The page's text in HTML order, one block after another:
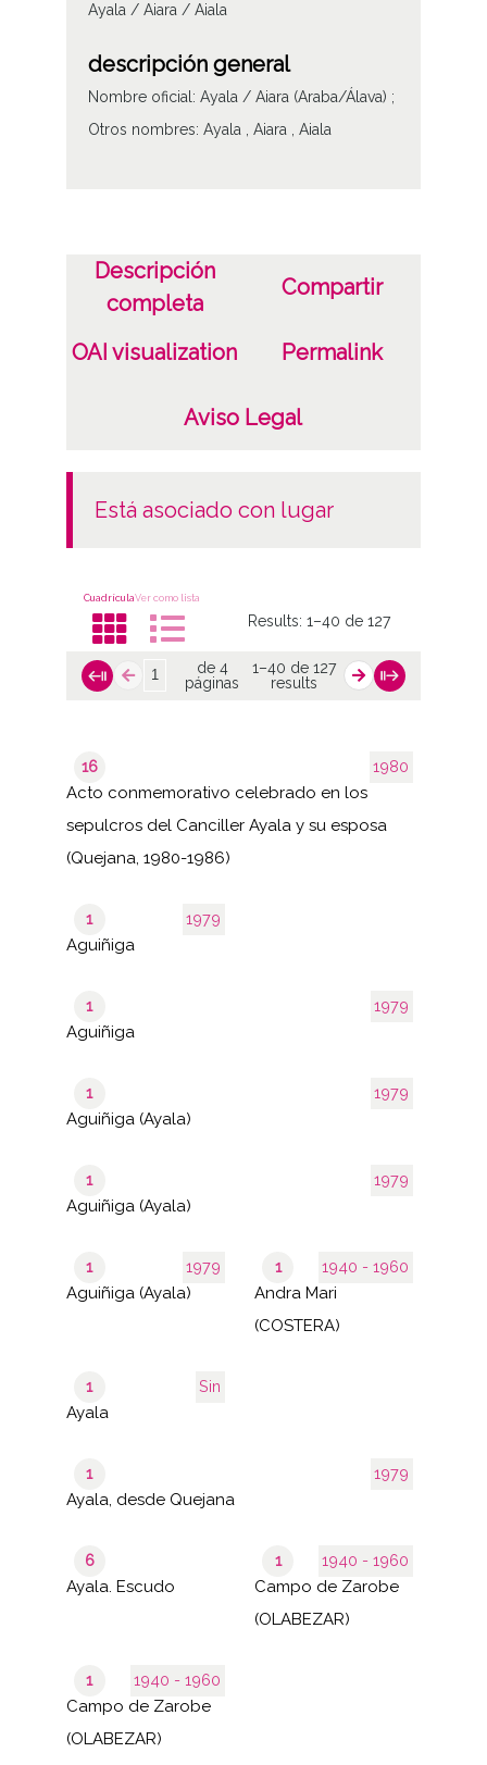
Ayala / Aiara / Aiala
descripción general
Nombre oficial: Ayala / Aiara (Araba/Álava) ;
Otros nombres: Ayala , Aiara , Aiala
Descripción
completa
Compartir
OAI visualization Permalink
Aviso Legal
está asociado con lugar
CuadrículaVer como lista
Results:1–40 de 127
de 4
páginas
1–40 de 127
results
1980
16
Acto conmemorativo celebrado en los
sepulcros del Canciller Ayala y su esposa
(Quejana, 1980-1986)
1979
1
Aguiñiga
1979
1
Aguiñiga
1979
1
Aguiñiga (Ayala)
1979
1
Aguiñiga (Ayala)
1979
1
Aguiñiga (Ayala)
1940 - 1960
1
Andra Mari
(COSTERA)
Sin
1
Ayala
1979
1
Ayala, desde Quejana
6
Ayala. Escudo
1940 - 1960
1
Campo de Zarobe
(OLABEZAR)
1940 - 1960
1
Campo de Zarobe
(OLABEZAR)